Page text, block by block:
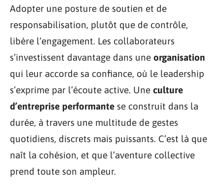
Adopter une posture de soutien et de
responsabilisation, plutôt que de contrôle,
libère l’engagement. Les collaborateurs
s’investissent davantage dans une organisation
qui leur accorde sa confiance, où le leadership
s’exprime par l’écoute active. Une culture
d’entreprise performante se construit dans la
durée, à travers une multitude de gestes
quotidiens, discrets mais puissants. C’est là que
naît la cohésion, et que l’aventure collective
prend toute son ampleur.